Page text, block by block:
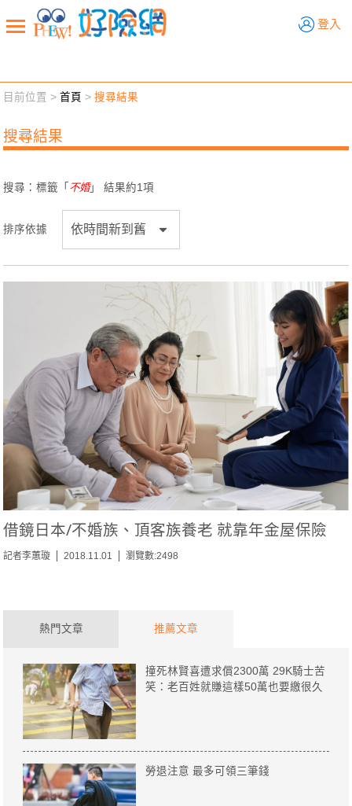
登入
新聞觀點 業務交流
退休先準備 好險學堂 輔銷工具 活動專區
目前位置 >首頁 >搜尋結果
搜尋結果
搜尋：標籤「 不婚」 結果約1項
排序依據
借鏡日本/不婚族、頂客族養老 就靠年金屋保險
記者李蕙璇 2018.11.01 瀏覽數:2498
熱門文章 推薦文章
撞死林賢喜遭求償2300萬 29K騎士苦
笑：老百姓就賺這樣50萬也要繳很久
勞退注意 最多可領三筆錢